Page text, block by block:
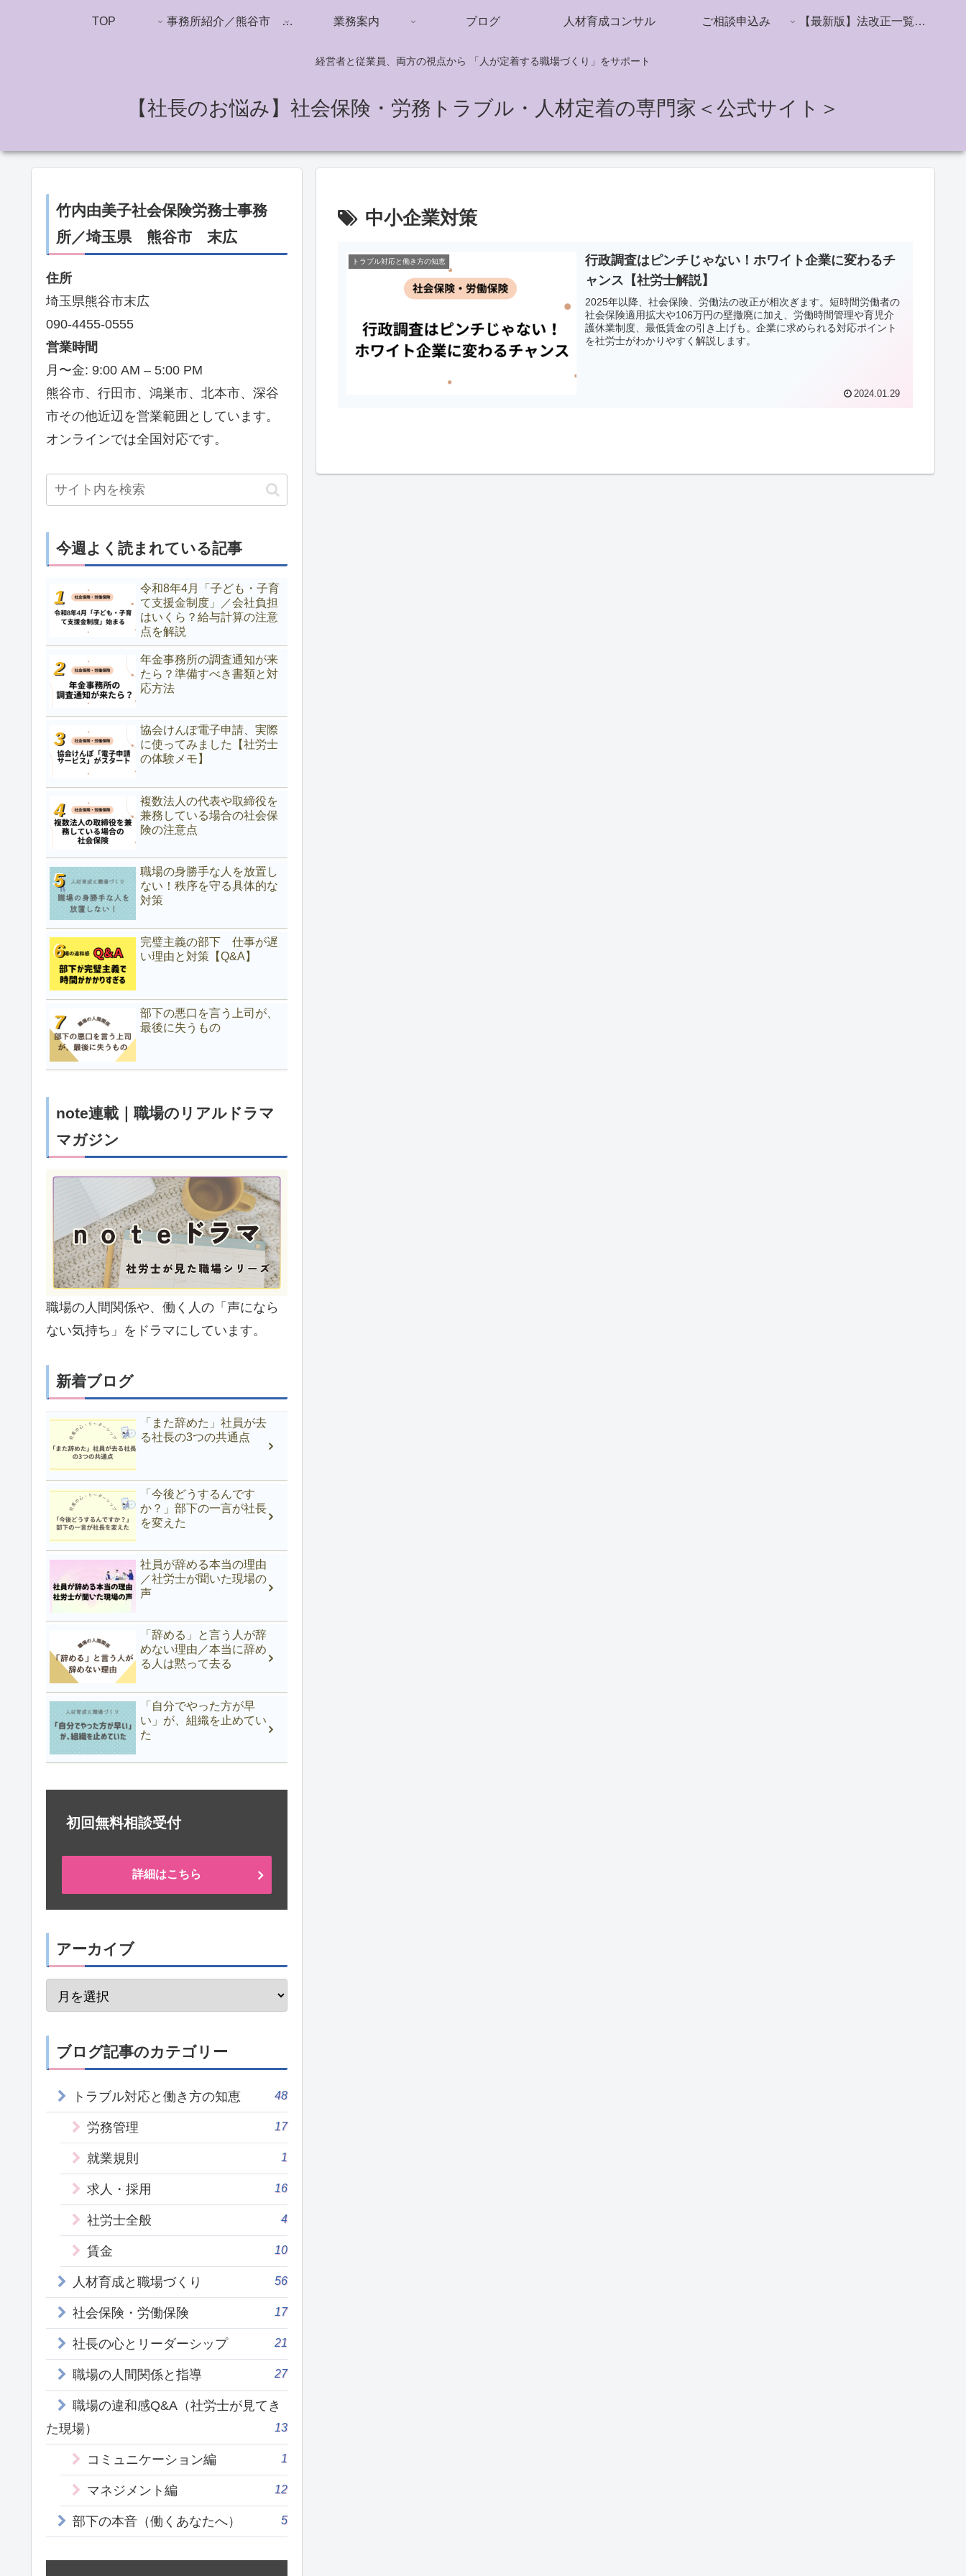
経営者と従業員、両方の視点から 「人が定着する職場づくり」をサポート
【社長のお悩み】社会保険・労務トラブル・人材定着の専門家＜公式サイト＞
TOP 事務所紹介／熊谷市 竹内由美子社労士事務所 業務案内 ブログ 人材育成コンサル ご相談申込み 【最新版】法改正一覧／社会保険・雇用保険・労働時間・ハラスメント対策
中小企業対策
トラブル対応と働き方の知恵
行政調査はピンチじゃない！ホワイト企業に変わるチ
ャンス【社労士解説】
2025年以降、社会保険、労働法の改正が相次ぎます。短時間労働者の
社会保険適用拡大や106万円の壁撤廃に加え、労働時間管理や育児介
護休業制度、最低賃金の引き上げも。企業に求められる対応ポイント
を社労士がわかりやすく解説します。
2024.01.29
竹内由美子社会保険労務士事務
所／埼玉県 熊谷市 末広
住所
埼玉県熊谷市末広
090-4455-0555
営業時間
月〜金: 9:00 AM – 5:00 PM
熊谷市、行田市、鴻巣市、北本市、深谷
市その他近辺を営業範囲としています。
オンラインでは全国対応です。
今週よく読まれている記事
令和8年4月「子ども・子育
て支援金制度」／会社負担
はいくら？給与計算の注意
点を解説
年金事務所の調査通知が来
たら？準備すべき書類と対
応方法
協会けんぽ電子申請、実際
に使ってみました【社労士
の体験メモ】
複数法人の代表や取締役を
兼務している場合の社会保
険の注意点
職場の身勝手な人を放置し
ない！秩序を守る具体的な
対策
完璧主義の部下 仕事が遅
い理由と対策【Q&A】
部下の悪口を言う上司が、
最後に失うもの
note連載｜職場のリアルドラマ
マガジン
職場の人間関係や、働く人の「声になら
ない気持ち」をドラマにしています。
新着ブログ
「また辞めた」社員が去
る社長の3つの共通点
「今後どうするんです
か？」部下の一言が社長
を変えた
社員が辞める本当の理由
／社労士が聞いた現場の
声
「辞める」と言う人が辞
めない理由／本当に辞め
る人は黙って去る
「自分でやった方が早
い」が、組織を止めてい
た
初回無料相談受付
詳細はこちら
アーカイブ
ブログ記事のカテゴリー
トラブル対応と働き方の知恵 48
労務管理 17
就業規則 1
求人・採用 16
社労士全般 4
賃金 10
人材育成と職場づくり 56
社会保険・労働保険 17
社長の心とリーダーシップ 21
職場の人間関係と指導 27
職場の違和感Q&A（社労士が見てき
た現場）
13
コミュニケーション編 1
マネジメント編 12
部下の本音（働くあなたへ） 5